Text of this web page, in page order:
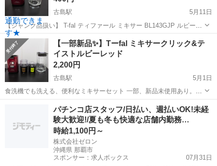
古島駅
5月11日
【ジャンク品扱い】 T-fal ティファール ミキサー BL143GJP ルビーレ
ッド モーターユニットを可動させると焦げた匂いがします。 USEDの
ため品、使用に伴うスレ、傷汚れあり。 同じ機種を3台持っていたの
です...
沖縄 那覇市 古島駅 キッチン家電 ミキサー
【一部新品✨️】Tーfal ミキサークリック&テ
イストルビーレッド
2,200円
古島駅
5月1日
食洗機でも洗える、便利なミキサーセット 一部、新品未使用あり。
（写真1枚目カッター台、写真3枚目ガラス容器と蓋） USED品は、使
用に伴うスレ、傷汚れあり。 同じ機種を3台持っていたのですが、断
捨離で今回出品しました...
キッチン家電 ミキサー
パチンコ店スタッフ/日払い、週払いOK!未経
験大歓迎!/夏も冬も快適な店舗内勤務…
時給1,100円～
株式会社ゼロン
沖縄県 那覇市
スポンサー：求人ボックス
07月31日